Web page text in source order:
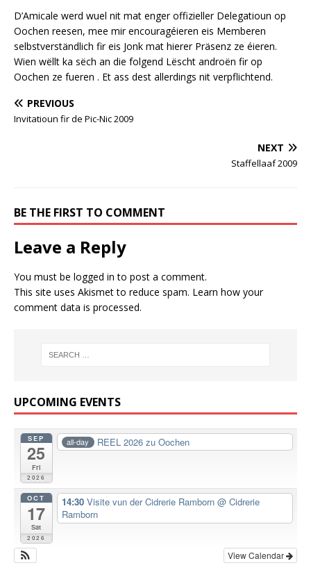
D’Amicale werd wuel nit mat enger offizieller Delegatioun op
Oochen reesen, mee mir encouragéieren eis Memberen
selbstverständlich fir eis Jonk mat hierer Präsenz ze éieren.
Wien wëllt ka sëch an die folgend Lëscht androën fir op
Oochen ze fueren . Et ass dest allerdings nit verpflichtend.
PREVIOUS
Invitatioun fir de Pic-Nic 2009
NEXT
Staffellaaf 2009
BE THE FIRST TO COMMENT
Leave a Reply
You must be logged in to post a comment.
This site uses Akismet to reduce spam. Learn how your
comment data is processed.
UPCOMING EVENTS
SEP
25
Fri
2026
all-day REEL 2026 zu Oochen
OCT
17
Sat
2026
14:30 Visite vun der Cidrerie Ramborn @ Cidrerie
Ramborn
View Calendar